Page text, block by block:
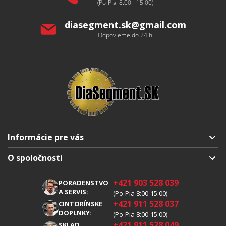
v
(Po-Pia: 8:00 - 15:00)
diasegment.sk@gmail.com
Odpovieme do 24 h
Informácie pre vás
Doprava a platba
Obchodné podmienky
Spracovanie osobných údajov
O spoločnosti
PORADENSTVO
A SERVIS:
+421 903 528 039
(Po-Pia 8:00-15:00)
CINTORÍNSKE
DOPLNKY:
+421 911 528 037
(Po-Pia 8:00-15:00)